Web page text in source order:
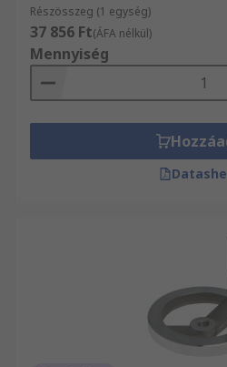
Tengerészet –
Részösszeg (1 egység)
37 856 Ft(ÁFA nélkül)
Mennyiség